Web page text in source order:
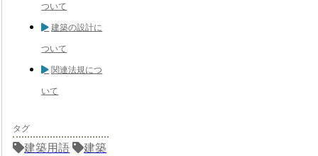
ついて
建築の設計に
ついて
関連法規につ
いて
タグ
建築用語
建築